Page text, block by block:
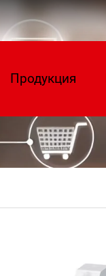
Продукция